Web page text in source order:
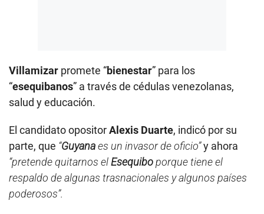
Villamizar promete “bienestar” para los
“esequibanos” a través de cédulas venezolanas,
salud y educación.
El candidato opositorAlexis Duarte, indicó por su
parte, que “Guyanaes un invasor de oficio”y ahora
“pretende quitarnos elEsequiboporque tiene el
respaldo de algunas trasnacionales y algunos países
poderosos”.